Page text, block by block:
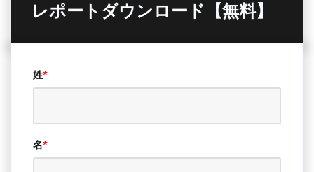
レポートダウンロード【無料】
姓*
名*